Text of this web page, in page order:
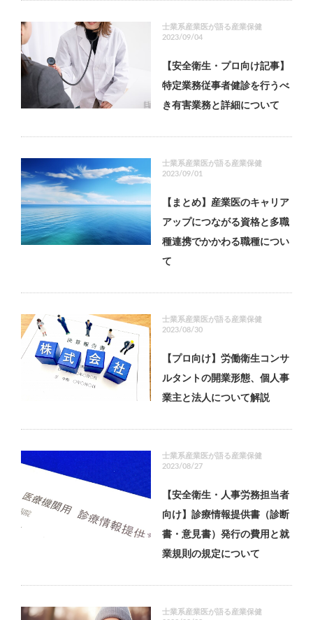
士業系産業医が語る産業保健
2023/09/04
【安全衛生・プロ向け記事】
特定業務従事者健診を行うべ
き有害業務と詳細について
士業系産業医が語る産業保健
2023/09/01
【まとめ】産業医のキャリア
アップにつながる資格と多職
種連携でかかわる職種につい
て
士業系産業医が語る産業保健
2023/08/30
【プロ向け】労働衛生コンサ
ルタントの開業形態、個人事
業主と法人について解説
士業系産業医が語る産業保健
2023/08/27
【安全衛生・人事労務担当者
向け】診療情報提供書（診断
書・意見書）発行の費用と就
業規則の規定について
士業系産業医が語る産業保健